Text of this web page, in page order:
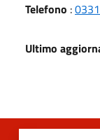
Telefono :
Ultimo